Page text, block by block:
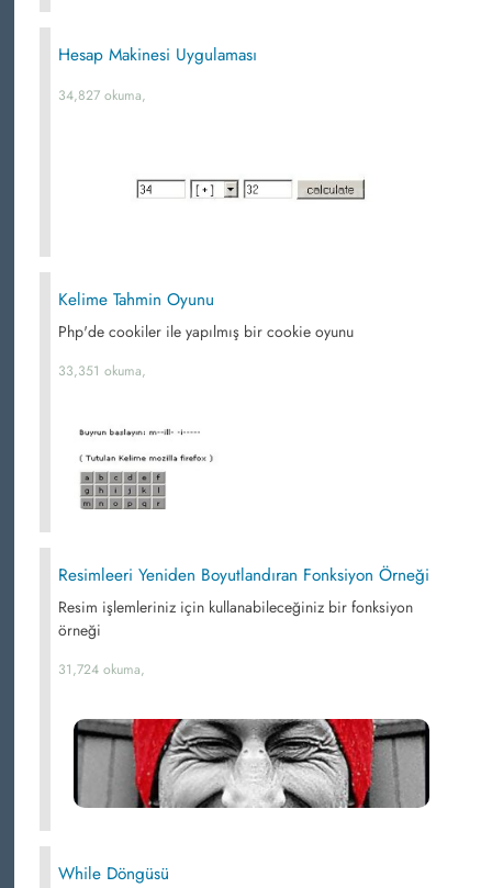
Hesap Makinesi Uygulaması
34,827 okuma,
Kelime Tahmin Oyunu
Php'de cookiler ile yapılmış bir cookie oyunu
33,351 okuma,
Resimleeri Yeniden Boyutlandıran Fonksiyon Örneği
Resim işlemleriniz için kullanabileceğiniz bir fonksiyon
örneği
31,724 okuma,
While Döngüsü